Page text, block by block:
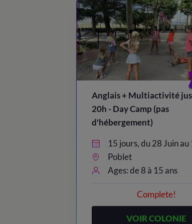
Anglais + Multiactivité
20h - Day Camp (pas
d'hébergement)
15 jours, du 28 Juin au
Poblet
Ages: de 8 à 15 ans
Complete!
VOIR COLONIE